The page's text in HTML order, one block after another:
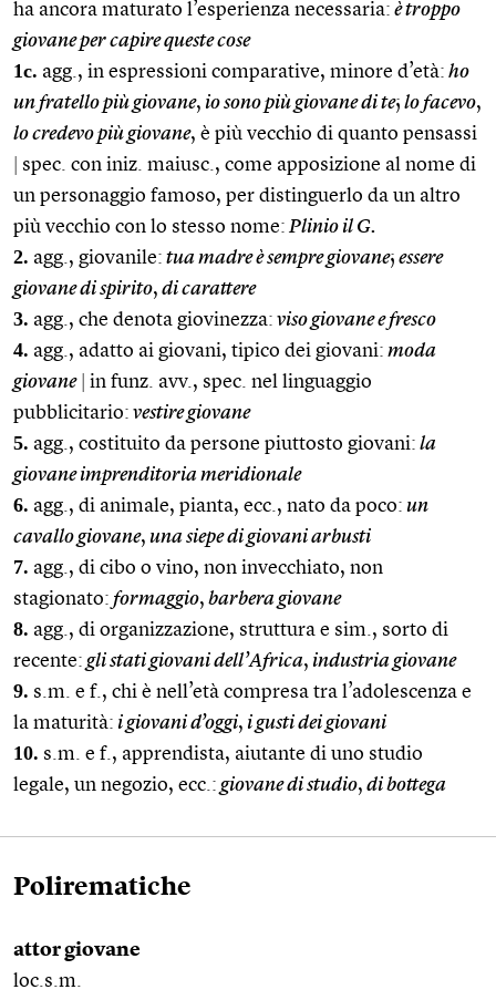
ha ancora maturato l’esperienza necessaria: è troppo
giovane per capire queste cose
1c. agg., in espressioni comparative, minore d’età: ho
un fratello più giovane, io sono più giovane di te; lo facevo,
lo credevo più giovane, è più vecchio di quanto pensassi
spec. con iniz. maiusc., come apposizione al nome di
un personaggio famoso, per distinguerlo da un altro
più vecchio con lo stesso nome: Plinio il G.
2. agg., giovanile: tua madre è sempre giovane; essere
giovane di spirito, di carattere
3. agg., che denota giovinezza: viso giovane e fresco
4. agg., adatto ai giovani, tipico dei giovani: moda
giovane
in funz. avv., spec. nel linguaggio
pubblicitario: vestire giovane
5. agg., costituito da persone piuttosto giovani: la
giovane imprenditoria meridionale
6. agg., di animale, pianta, ecc., nato da poco: un
cavallo giovane, una siepe di giovani arbusti
7. agg., di cibo o vino, non invecchiato, non
stagionato: formaggio, barbera giovane
8. agg., di organizzazione, struttura e sim., sorto di
recente: gli stati giovani dell’Africa, industria giovane
9. s.m. e f., chi è nell’età compresa tra l’adolescenza e
la maturità: i giovani d’oggi, i gusti dei giovani
10. s.m. e f., apprendista, aiutante di uno studio
legale, un negozio, ecc.: giovane di studio, di bottega
Polirematiche
attor giovane
loc.s.m.